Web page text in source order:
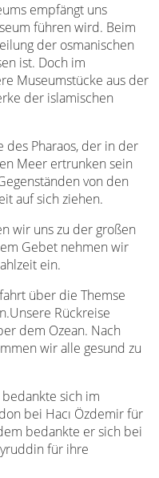
empfängt uns
führen wird. Beim
der osmanischen
ist. Doch im
Museumstücke aus der
der islamischen
Pharaos, der in der
Meer ertrunken sein
von den
auf sich ziehen.
wir uns zu der großen
Gebet nehmen wir
ein.
über die Themse
Rückreise
dem Ozean. Nach
wir alle gesund zu
sich im
bei Hacı Özdemir für
bedankte er sich bei
für ihre